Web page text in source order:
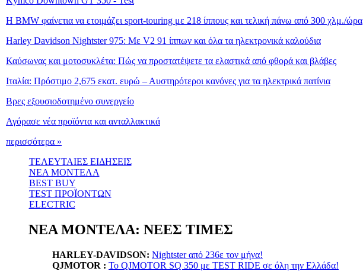
Η BMW φαίνετια να ετοιμάζει sport-touring με 218 ίππους και τελική πάνω από 300 χλμ./ώρα
Harley Davidson Nightster 975: Με V2 91 ίππων και όλα τα ηλεκτρονικά καλούδια
Καύσωνας και μοτοσυκλέτα: Πώς να προστατέψετε τα ελαστικά από φθορά και βλάβες
Ιταλία: Πρόστιμο 2,675 εκατ. ευρώ – Αυστηρότεροι κανόνες για τα ηλεκτρικά πατίνια
Βρες εξουσιοδοτημένο συνεργείο
Αγόρασε νέα προϊόντα και ανταλλακτικά
περισσότερα »
ΤΕΛΕΥΤΑΙΕΣ ΕΙΔΗΣΕΙΣ
ΝΕΑ ΜΟΝΤΕΛΑ
BEST BUY
TEST ΠΡΟΪΟΝΤΩΝ
ELECTRIC
ΝΕΑ ΜΟΝΤΕΛΑ: ΝΕΕΣ ΤΙΜΕΣ
HARLEY-DAVIDSON: Nightster από 236ε τον μήνα!
QJMOTOR : Το QJMOTOR SQ 350 με TEST RIDE σε όλη την Ελλάδα!